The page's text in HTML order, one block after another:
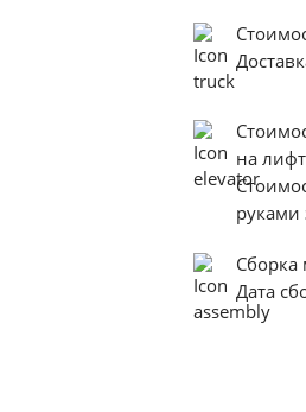
на
руками
Сборка
Дата